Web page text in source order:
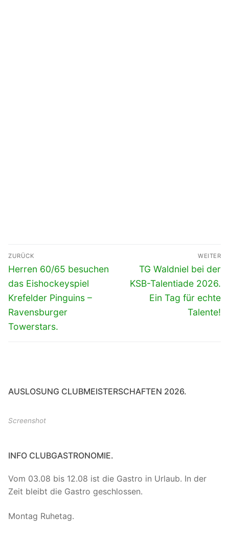
Beitragsnavigation
ZURÜCK
Vorheriger
Beitrag:
Herren 60/65 besuchen
das Eishockeyspiel
Krefelder Pinguins –
Ravensburger
Towerstars.
WEITER
Nächster
Beitrag:
TG Waldniel bei der
KSB-Talentiade 2026.
Ein Tag für echte
Talente!
AUSLOSUNG CLUBMEISTERSCHAFTEN 2026.
Screenshot
INFO CLUBGASTRONOMIE.
Vom 03.08 bis 12.08 ist die Gastro in Urlaub. In der
Zeit bleibt die Gastro geschlossen.
Montag Ruhetag.